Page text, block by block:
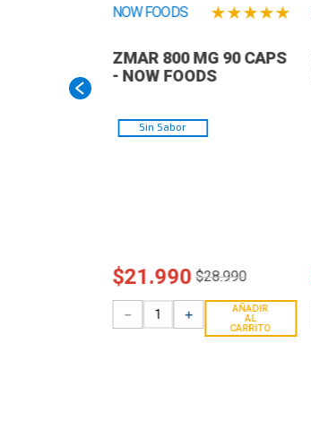
NOW FOODS ★★★★★
ZMAR 800 MG 90 CAPS
- NOW FOODS
Sin Sabor
$21.990 $28.990
＋
－
AÑADIR
AL
CARRITO